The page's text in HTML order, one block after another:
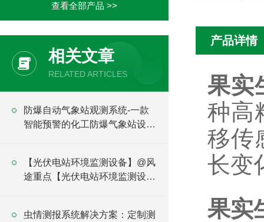
查看全部产品 >>
相关文章
RELATED ARTICLES
防爆自动气象站观测系统-一款
智能预警的化工防爆气象站设备
【光伏电站环境监测设备】@风
途重点【光伏电站环境监测设
虫情测报系统解决方案：定制测
产品详情
果实
种高
移传
长变
果实